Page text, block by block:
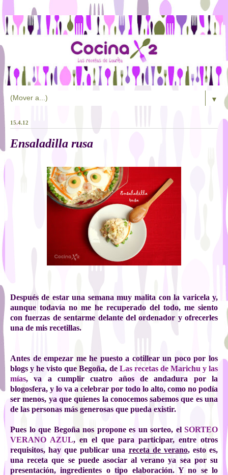
▼
15.4.12
Ensaladilla rusa
Después de estar una semana muy malita con la varicela y,
aunque todavía no me he recuperado del todo, me siento
con fuerzas de sentarme delante del ordenador y ofrecerles
una de mis recetillas.
Antes de empezar me he puesto a cotillear un poco por los
blogs y he visto que Begoña, de Las recetas de Marichu y las
mías, va a cumplir cuatro años de andadura por la
blogosfera, y lo va a celebrar por todo lo alto, como no podía
ser menos, ya que quienes la conocemos sabemos que es una
de las personas más generosas que pueda existir.
Pues lo que Begoña nos propone es un sorteo, el SORTEO
VERANO AZUL, en el que para participar, entre otros
requisitos, hay que publicar una receta de verano, esto es,
una receta que se puede asociar al verano ya sea por su
presentación, ingredientes o tipo elaboración. Y no se lo